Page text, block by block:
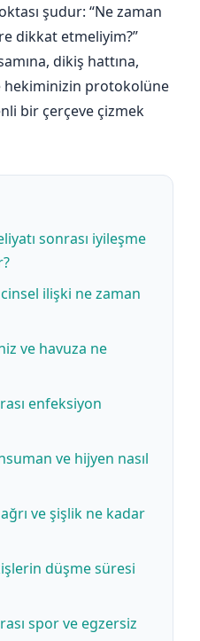
şudur: “Ne zaman
dikkat etmeliyim?”
dikiş hattına,
hekiminizin protokolüne
bir çerçeve çizmek
sonrası iyileşme
ilişki ne zaman
ve havuza ne
enfeksiyon
ve hijyen nasıl
ve şişlik ne kadar
düşme süresi
spor ve egzersiz